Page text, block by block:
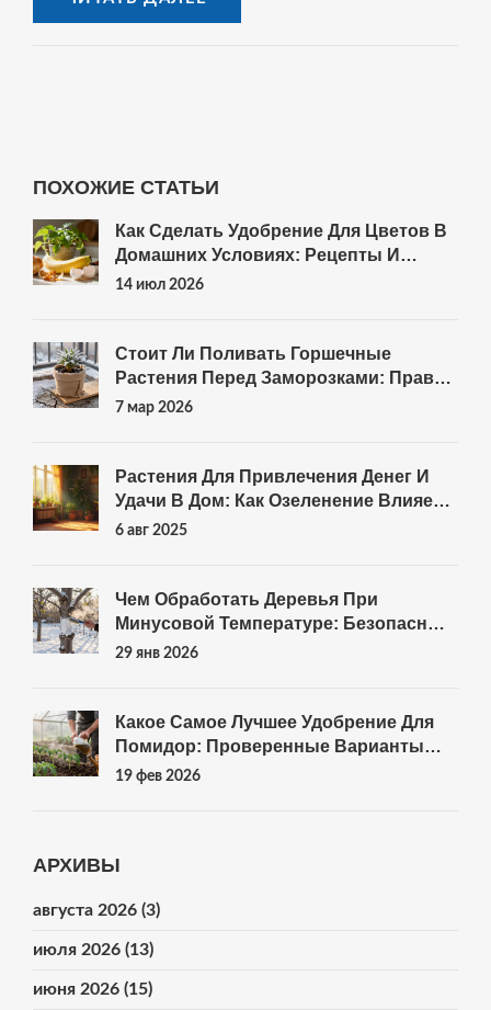
ПОХОЖИЕ СТАТЬИ
Как Сделать Удобрение Для Цветов В
Домашних Условиях: Рецепты И
Правила
14 июл 2026
Стоит Ли Поливать Горшечные
Растения Перед Заморозками: Правда
И Мифы
7 мар 2026
Растения Для Привлечения Денег И
Удачи В Дом: Как Озеленение Влияет
На Финансовый Достаток
6 авг 2025
Чем Обработать Деревья При
Минусовой Температуре: Безопасные
Способы Защиты От Морозов И
29 янв 2026
Какое Самое Лучшее Удобрение Для
Помидор: Проверенные Варианты
Для Урожая
19 фев 2026
АРХИВЫ
августа 2026 (3)
июля 2026 (13)
июня 2026 (15)